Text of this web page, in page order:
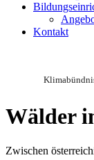
Kontakt
Wälder
Zwischen